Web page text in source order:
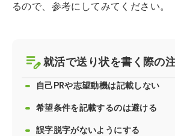
るので、参考にしてみてください。
就活で送り状を書く際の
自己PRや志望動機は記載しない
希望条件を記載するのは避ける
誤字脱字がないようにする